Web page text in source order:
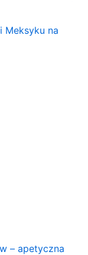
Meksyku na
– apetyczna